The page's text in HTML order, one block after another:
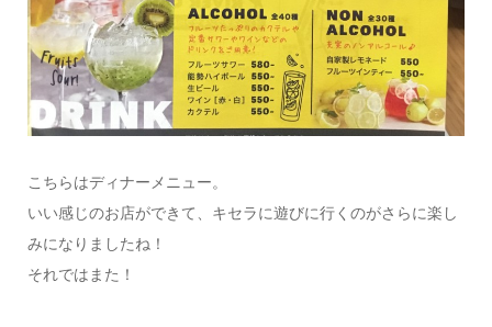
こちらはディナーメニュー。
いい感じのお店ができて、キセラに遊びに行くのがさらに楽し
みになりましたね！
それではまた！